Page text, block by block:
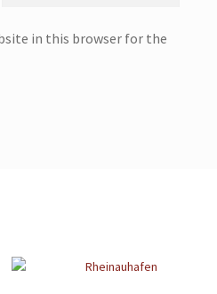
in this browser for the